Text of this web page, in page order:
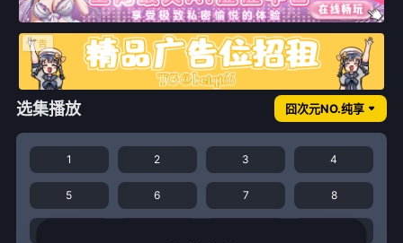
选集播放 囧次元NO.纯享
1 2 3 4
5 6 7 8